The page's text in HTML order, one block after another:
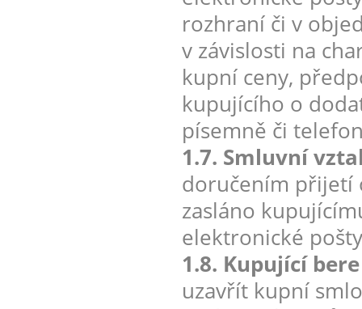
rozhraní či v
v závislosti na
kupní ceny,
kupujícího o
písemně či
1.7. Smluvní
doručením přijetí
zasláno
elektronické
1.8. Kupující
uzavřít kupní